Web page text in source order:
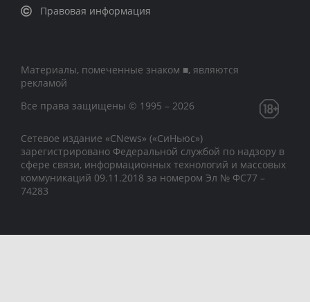
Правовая информация
Материалы, помеченные знаком ■, являются
рекламой
Все права защищены © 1995 – 2026
Сетевое издание «CNews» («СиНьюс»)
зарегистрировано Федеральной службой по надзору в
сфере связи, информационных технологий и массовых
коммуникаций 09.11.2018 за номером Эл № ФС77 –
74283